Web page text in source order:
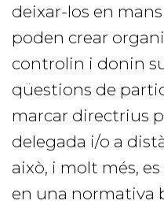
deixar-los en
poden crear
controlin i donin
qüestions de
marcar directrius
delegada i/o a
això, i molt més,
en una normativa